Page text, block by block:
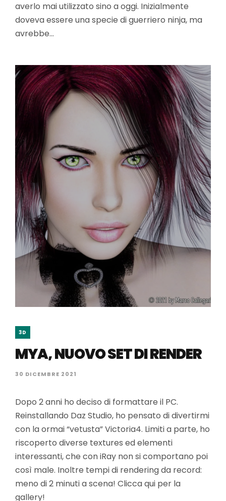
averlo mai utilizzato sino a oggi. Inizialmente
doveva essere una specie di guerriero ninja, ma
avrebbe…
3D
MYA, NUOVO SET DI RENDER
30 DICEMBRE 2021
Dopo 2 anni ho deciso di formattare il PC.
Reinstallando Daz Studio, ho pensato di divertirmi
con la ormai “vetusta” Victoria4. Limiti a parte, ho
riscoperto diverse textures ed elementi
interessanti, che con iRay non si comportano poi
così male. Inoltre tempi di rendering da record:
meno di 2 minuti a scena! Clicca qui per la
gallery!